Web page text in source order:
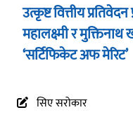
उत्कृष्ट वित्तीय
महालक्ष्मी र
‘सर्टिफिकेट अफ मेरिट’
सिए सरोकार